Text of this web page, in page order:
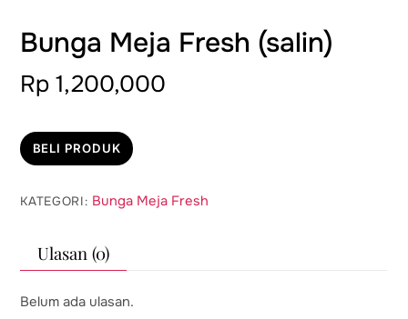
Bunga Meja Fresh (salin)
Rp 1,200,000
BELI PRODUK
KATEGORI: Bunga Meja Fresh
Ulasan (0)
Belum ada ulasan.